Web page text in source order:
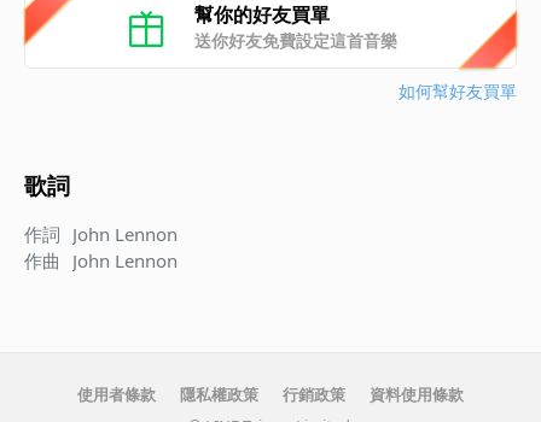
幫你的好友買單
送你好友免費設定這首音樂
如何幫好友買單
歌詞
作詞 John Lennon
作曲
John Lennon
使用者條款 隱私權政策 行銷政策
資料使用條款